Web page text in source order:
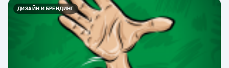
ДИЗАЙН И БРЕНДИНГ